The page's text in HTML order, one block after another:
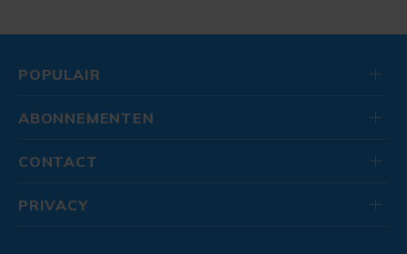
POPULAIR
ABONNEMENTEN
CONTACT
PRIVACY